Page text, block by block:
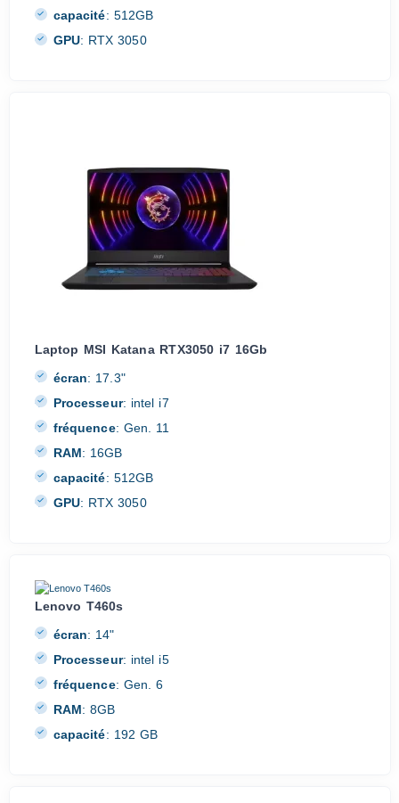
capacité: 512GB
GPU: RTX 3050
Laptop MSI Katana RTX3050 i7 16Gb
écran: 17.3"
Processeur: intel i7
fréquence: Gen. 11
RAM: 16GB
capacité: 512GB
GPU: RTX 3050
Lenovo T460s
écran: 14"
Processeur: intel i5
fréquence: Gen. 6
RAM: 8GB
capacité: 192 GB